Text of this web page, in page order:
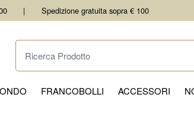
Spedizione gratuita sopra € 100
Ricerca Prodotto
FRANCOBOLLI ACCESSORI